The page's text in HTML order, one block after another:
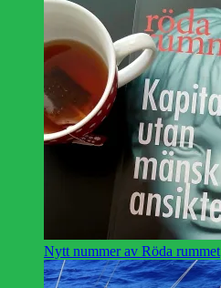
Nytt nummer av Röda rummet